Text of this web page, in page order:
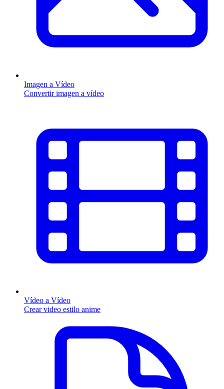
Imagen a Vídeo
Convertir imagen a vídeo
Vídeo a Vídeo
Crear video estilo anime